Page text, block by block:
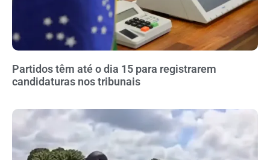
Partidos têm até o dia 15 para registrarem
candidaturas nos tribunais